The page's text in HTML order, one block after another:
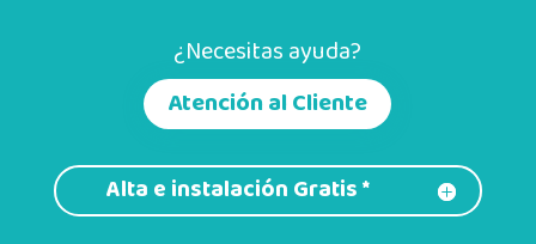
¿Necesitas ayuda?
Atención al Cliente
Alta e instalación Gratis *